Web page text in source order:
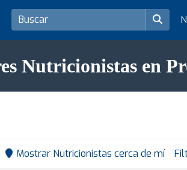
Nutricionistas en
Mostrar Nutricionistas cerca de mí